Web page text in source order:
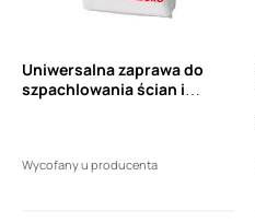
Uniwersalna zaprawa do
szpachlowania ścian i
25 kg
Wycofany u producenta